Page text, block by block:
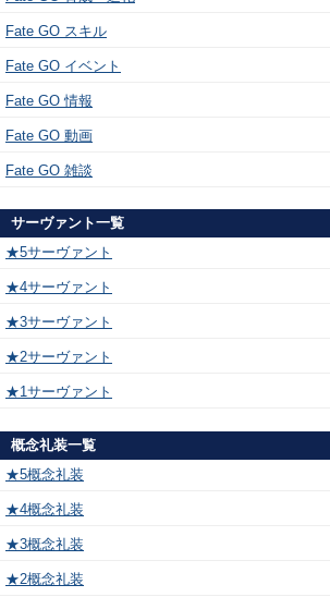
Fate GO スキル
Fate GO イベント
Fate GO 情報
Fate GO 動画
Fate GO 雑談
サーヴァント一覧
★5サーヴァント
★4サーヴァント
★3サーヴァント
★2サーヴァント
★1サーヴァント
概念礼装一覧
★5概念礼装
★4概念礼装
★3概念礼装
★2概念礼装